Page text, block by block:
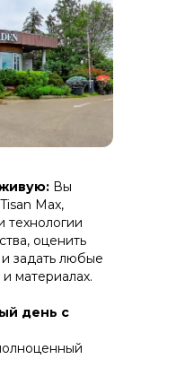
Вы
Max,
технологии
оценить
задать любые
материалах.
день с
на